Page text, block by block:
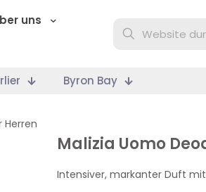
uns
Byron Bay
Malizia Uomo
Intensiver, markanter Duft